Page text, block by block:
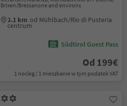
Brixen/Bressanone and environs
2.1 km od Mühlbach/Rio di Pusteria
centrum
Südtirol Guest Pass
Od 199€
1 nocleg / 1 mieszkanie w tym podatek VAT